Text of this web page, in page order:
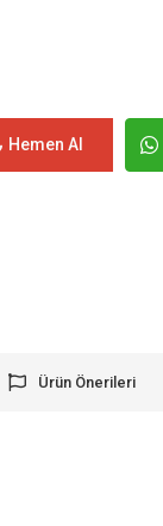
Hemen Al
Ürün Önerileri